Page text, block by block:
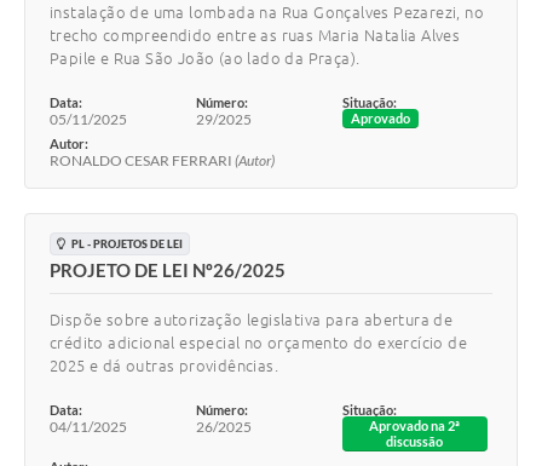
instalação de uma lombada na Rua Gonçalves Pezarezi, no
trecho compreendido entre as ruas Maria Natalia Alves
Papile e Rua São João (ao lado da Praça).
Data:
05/11/2025
Número:
29/2025
Situação:
Aprovado
Autor:
RONALDO CESAR FERRARI (Autor)
PL - PROJETOS DE LEI
PROJETO DE LEI Nº26/2025
Dispõe sobre autorização legislativa para abertura de
crédito adicional especial no orçamento do exercício de
2025 e dá outras providências.
Data:
04/11/2025
Número:
26/2025
Situação:
Aprovado na 2ª
discussão